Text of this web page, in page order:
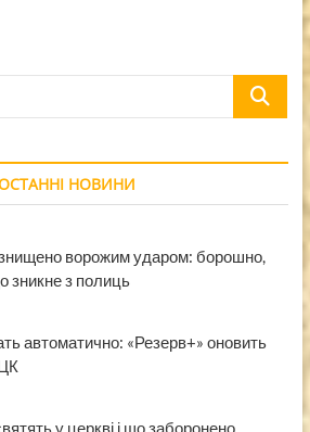
Пошук
НОВИНИ
ворожим ударом: борошно,
зникне з полиць
автоматично: «Резерв+» оновить
у церкві і що заборонено